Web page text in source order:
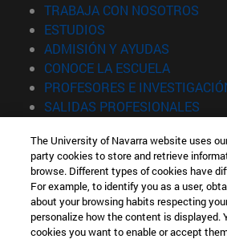
TRABAJA CON NOSOTROS
ESTUDIOS
ADMISIÓN Y AYUDAS
CONOCE LA ESCUELA(abre en
PROFESORES E
SALIDAS PROFESIONALES
Información
TFNO +34 943 21 98 77
¿QUÉ GRADO TE INTERESA?
¿QUÉ MÁSTER TE INTERESA?
© Universidad de Navarra
The University of Navarra website uses
party cookies to store and retrieve
browse. Different types of cookies have
For example, to identify you as a user,
about your browsing habits respecting
personalize how the content is displayed.
cookies you want to enable or accept